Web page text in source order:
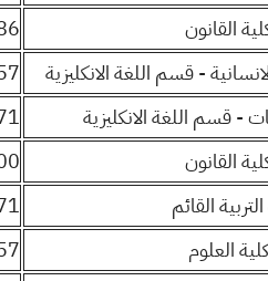
القانون
- قسم اللغة الانكليزية
- قسم اللغة الانكليزية
القانون
القائم
العلوم